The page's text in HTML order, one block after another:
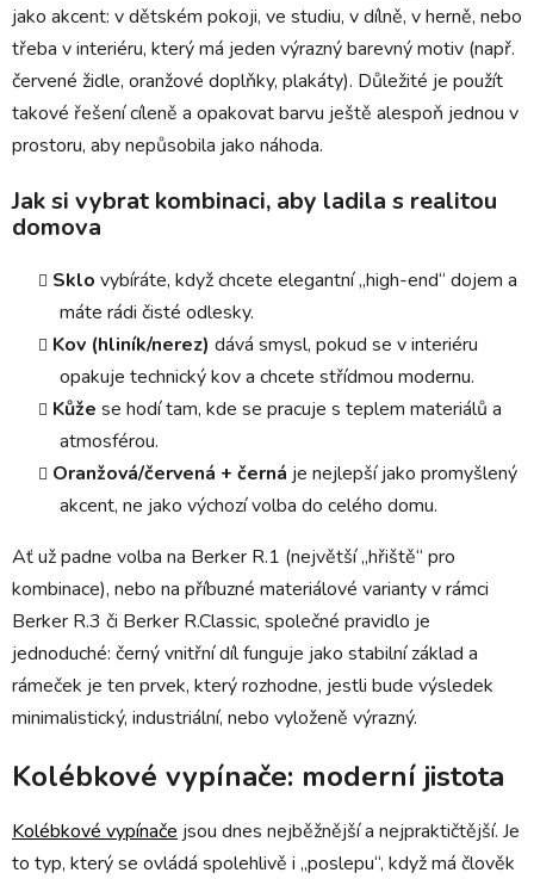
jako akcent: v dětském pokoji, ve studiu, v dílně, v herně, nebo
třeba v interiéru, který má jeden výrazný barevný motiv (např.
červené židle, oranžové doplňky, plakáty). Důležité je použít
takové řešení cíleně a opakovat barvu ještě alespoň jednou v
prostoru, aby nepůsobila jako náhoda.
Jak si vybrat kombinaci, aby ladila s realitou
domova
Sklo vybíráte, když chcete elegantní „high-end“ dojem a
máte rádi čisté odlesky.
Kov (hliník/nerez) dává smysl, pokud se v interiéru
opakuje technický kov a chcete střídmou modernu.
Kůže se hodí tam, kde se pracuje s teplem materiálů a
atmosférou.
Oranžová/červená + černá je nejlepší jako promyšlený
akcent, ne jako výchozí volba do celého domu.
Ať už padne volba na Berker R.1 (největší „hřiště“ pro
kombinace), nebo na příbuzné materiálové varianty v rámci
Berker R.3 či Berker R.Classic, společné pravidlo je
jednoduché: černý vnitřní díl funguje jako stabilní základ a
rámeček je ten prvek, který rozhodne, jestli bude výsledek
minimalistický, industriální, nebo vyloženě výrazný.
Kolébkové vypínače: moderní jistota
Kolébkové vypínače jsou dnes nejběžnější a nejpraktičtější. Je
to typ, který se ovládá spolehlivě i „poslepu“, když má člověk